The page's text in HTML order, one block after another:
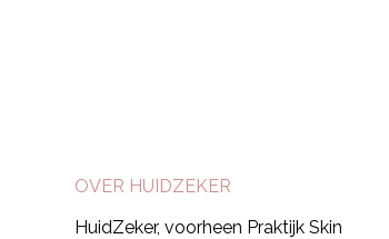
OVER HUIDZEKER
HuidZeker, voorheen Praktijk Skin